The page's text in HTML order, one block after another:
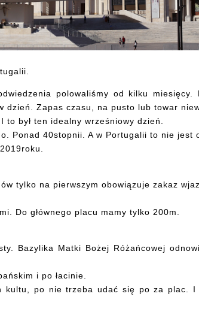
polowaliśmy od kilku miesięcy.
Zapas czasu, na pusto lub towar
był ten idealny wrześniowy dzień.
Ponad 40stopnii. A w Portugalii to nie jest
tylko na pierwszym obowiązuje zakaz
Do głównego placu mamy tylko 200m.
Bazylika Matki Bożej Różańcowej
i po łacinie.
kultu, po nie trzeba udać się po za plac.